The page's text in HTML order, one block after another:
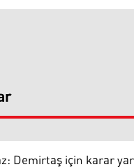
Demirtaş için karar